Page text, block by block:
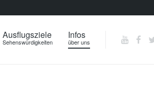
Ausflugsziele
Sehenswürdigkeiten
Infos
über uns